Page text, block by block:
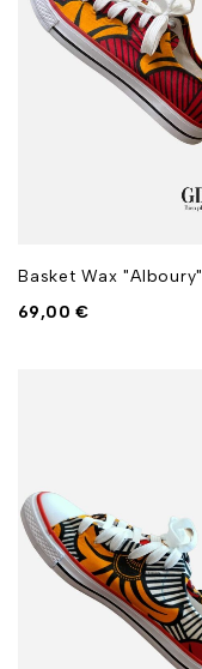
Basket Wax "Alboury"
69,00€